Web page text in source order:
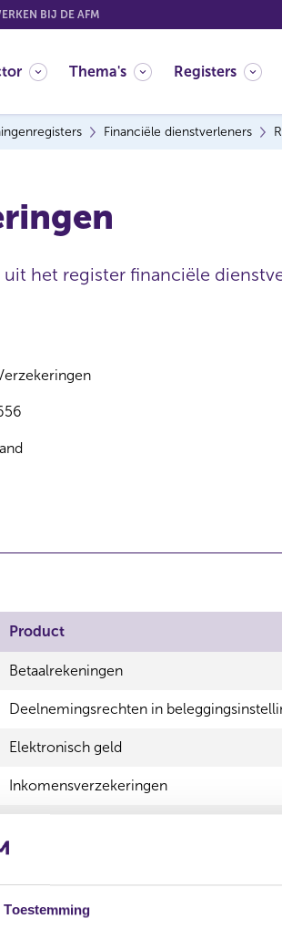
Toestemming
BIJ DE AFM
Thema's Registers
Financiële dienstverleners
het register financiële
Product
Betaalrekeningen
Deelnemingsrechten in
Elektronisch geld
Inkomensverzekeringen
Spaarrekeningen